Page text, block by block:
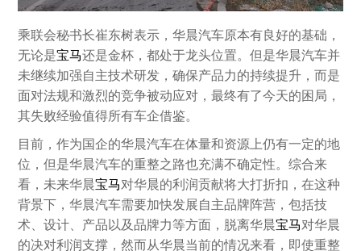
乘联会秘书长崔东树表示，华晨汽车原本有良好的基础，
无论是宝马还是金杯，都处于龙头位置。但是华晨汽车并
未继续加强自主技术研发，确保产品力的持续提升，而是
面对法规和激烈的竞争被动应对，最终有了今天的困局，
其失败经验值得所有车企借鉴。
目前，作为国企的华晨汽车在体量和资源上仍有一定的地
位，但是华晨汽车的重整之路也充满不确定性。综合来
看，未来华晨宝马对华晨的利润贡献将大打折扣，在这种
背景下，华晨汽车需要加快发展自主品牌阵营，包括技
术、设计、产品以及品牌力等方面，脱离华晨宝马对华晨
的决对利润支撑，然而从华晨当前的情况来看，即使重整